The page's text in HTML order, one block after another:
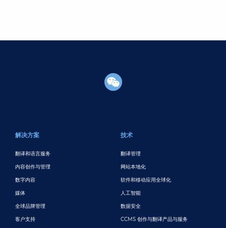
解决方案
翻译和语言服务
内容创作与管理
数字内容
媒体
全球品牌管理
客户支持
技术
翻译管理
网站本地化
软件和移动应用全球化
人工智能
数据安全
CCMS 创作与翻译产品与服务